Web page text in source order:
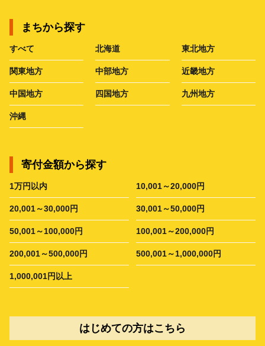
まちから探す
すべて 北海道 東北地方
関東地方 中部地方 近畿地方
中国地方 四国地方 九州地方
沖縄
寄付金額から探す
1万円以内 10,001～20,000円
20,001～30,000円 30,001～50,000円
50,001～100,000円 100,001～200,000円
200,001～500,000円 500,001～1,000,000円
1,000,001円以上
はじめての方はこちら